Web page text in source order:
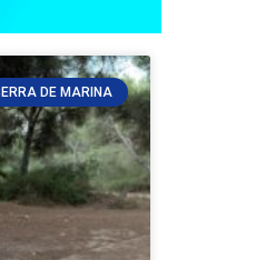
DE MARINA